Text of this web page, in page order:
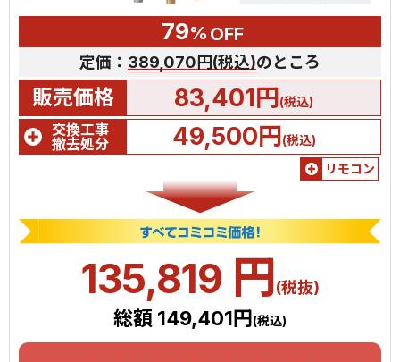
79% OFF
定価： 389,070円(税込)のところ
販売価格 83,401円(税込)
交換工事
撤去処分
49,500円(税込)
リモコン
135,819 円(税抜)
総額 149,401円 (税込)